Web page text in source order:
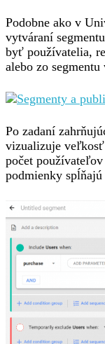
Podobne ako v
vytváraní
byť používatelia,
alebo zo segmentu
Po zadaní
vizualizuje veľkosť
počet
podmienky spĺňajú